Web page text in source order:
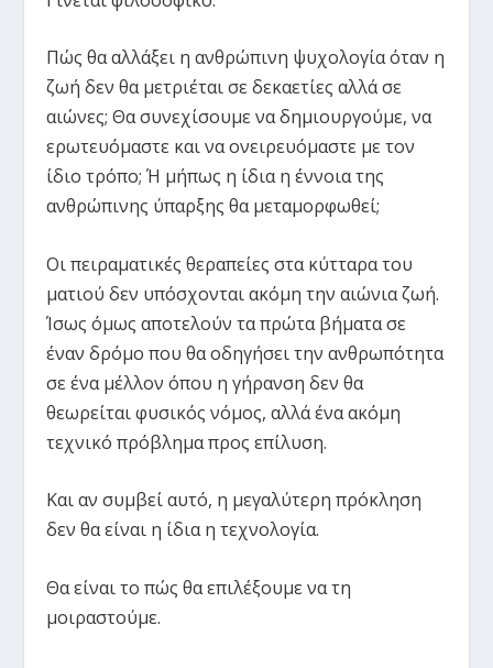
Πώς θα αλλάξει η ανθρώπινη ψυχολογία όταν η
ζωή δεν θα μετριέται σε δεκαετίες αλλά σε
αιώνες; Θα συνεχίσουμε να δημιουργούμε, να
ερωτευόμαστε και να ονειρευόμαστε με τον
ίδιο τρόπο; Ή μήπως η ίδια η έννοια της
ανθρώπινης ύπαρξης θα μεταμορφωθεί;
Οι πειραματικές θεραπείες στα κύτταρα του
ματιού δεν υπόσχονται ακόμη την αιώνια ζωή.
Ίσως όμως αποτελούν τα πρώτα βήματα σε
έναν δρόμο που θα οδηγήσει την ανθρωπότητα
σε ένα μέλλον όπου η γήρανση δεν θα
θεωρείται φυσικός νόμος, αλλά ένα ακόμη
τεχνικό πρόβλημα προς επίλυση.
Και αν συμβεί αυτό, η μεγαλύτερη πρόκληση
δεν θα είναι η ίδια η τεχνολογία.
Θα είναι το πώς θα επιλέξουμε να τη
μοιραστούμε.